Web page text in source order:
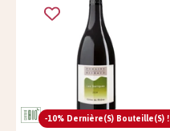
-10% Dernière(s) Bouteille(s) !